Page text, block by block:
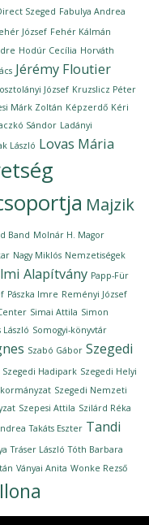
Szeged Fabulya Andrea
József Fehér Kálmán
Hodúr Cecília Horváth
Jérémy Floutier
József Kruzslicz Péter
Márk Zoltán Képzerdő Kéri
Sándor Ladányi
László Lovas Mária
Majzik
Band Molnár H. Magor
Nagy Miklós Nemzetiségek
Alapítvány Papp-Für
Pászka Imre Reményi József
Simai Attila Simon
László Somogyi-könyvtár
Szabó Gábor Szegedi
Szegedi Hadipark Szegedi Helyi
Szegedi Nemzeti
Szepesi Attila Szilárd Réka
Takáts Eszter Tandi
Tráser László Tóth Barbara
Ványai Anita Wonke Rezső